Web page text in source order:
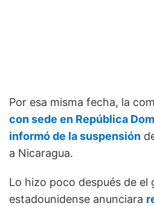
Por esa misma fecha, la
con sede en República
informó de la suspensión
a Nicaragua.
Lo hizo poco después de el
estadounidense anunciara